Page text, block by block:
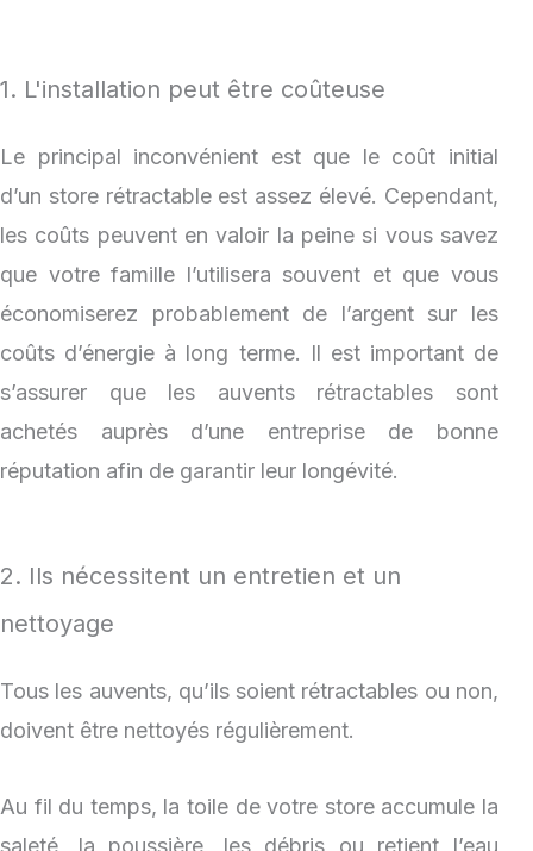
1. L'installation peut être coûteuse
Le principal inconvénient est que le coût initial
d’un store rétractable est assez élevé. Cependant,
les coûts peuvent en valoir la peine si vous savez
que votre famille l’utilisera souvent et que vous
économiserez probablement de l’argent sur les
coûts d’énergie à long terme. Il est important de
s’assurer que les auvents rétractables sont
achetés auprès d’une entreprise de bonne
réputation afin de garantir leur longévité.
2. Ils nécessitent un entretien et un
nettoyage
Tous les auvents, qu’ils soient rétractables ou non,
doivent être nettoyés régulièrement.
Au fil du temps, la toile de votre store accumule la
saleté, la poussière, les débris ou retient l’eau